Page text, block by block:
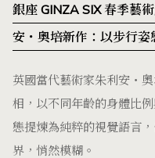
銀座 GINZA SIX 春季藝
安・奧培新作：以步行
英國當代藝術家朱利安・
相，以不同年齡的身體比
態提煉為純粹的視覺語言
界，悄然模糊。